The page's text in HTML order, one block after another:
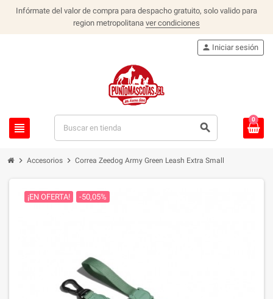
Infórmate del valor de compra para despacho gratuito, solo valido para
region metropolitana ver condiciones
view_headline search
person Iniciar sesión
0
chevron_right Accesorios chevron_right Correa Zeedog Army Green Leash Extra Small
¡EN OFERTA! -50,05%